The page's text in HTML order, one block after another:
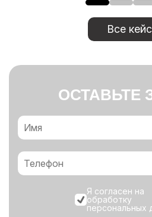
Все
ОСТАВЬТЕ
Я согласен на
обработку
персональных